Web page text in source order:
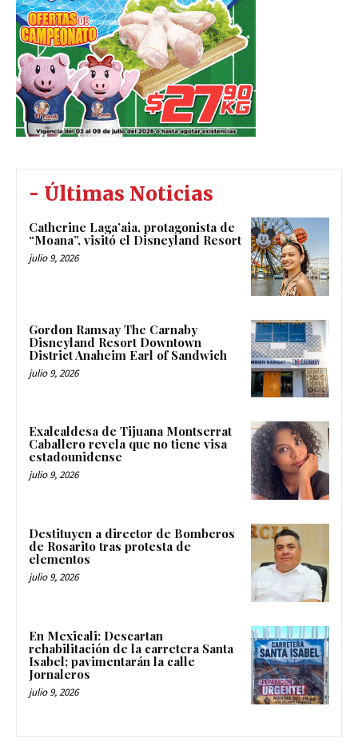
- Últimas Noticias
Catherine Laga’aia, protagonista de
“Moana”, visitó el Disneyland Resort
julio 9, 2026
Gordon Ramsay The Carnaby
Disneyland Resort Downtown
District Anaheim Earl of Sandwich
julio 9, 2026
Exalcaldesa de Tijuana Montserrat
Caballero revela que no tiene visa
estadounidense
julio 9, 2026
Destituyen a director de Bomberos
de Rosarito tras protesta de
elementos
julio 9, 2026
En Mexicali: Descartan
rehabilitación de la carretera Santa
Isabel; pavimentarán la calle
Jornaleros
julio 9, 2026